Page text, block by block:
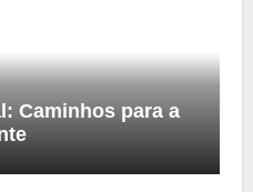
Caminhos para a